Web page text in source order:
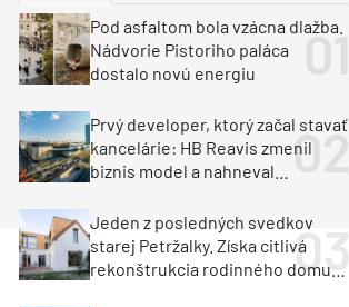
Klimatizácia a vetranie
Milan Murcka
Pod asfaltom bola vzácna dlažba.
Nádvorie Pistoriho paláca
dostalo novú energiu
Prvý developer, ktorý začal stavať
kancelárie: HB Reavis zmenil
biznis model a nahneval
Jeden z posledných svedkov
starej Petržalky. Získa citlivá
rekonštrukcia rodinného domu